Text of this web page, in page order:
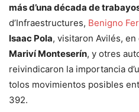
más d’una década de
d’Infraestructures, Benigno
Isaac Pola, visitaron Avilés, en
Mariví Monteserín, y otres
reivindicaron la importancia
tolos movimientos posibles
392.